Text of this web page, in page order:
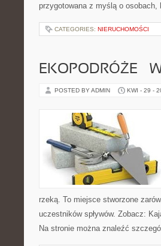
przygotowana z myślą o
CATEGORIES: NIERUCHOMOŚCI
EKOPODRÓŻE –
POSTED BY ADMIN KWI - 29 -
rzeką. To miejsce stworzone
uczestników spływów. Zobacz:
Na stronie można znaleźć